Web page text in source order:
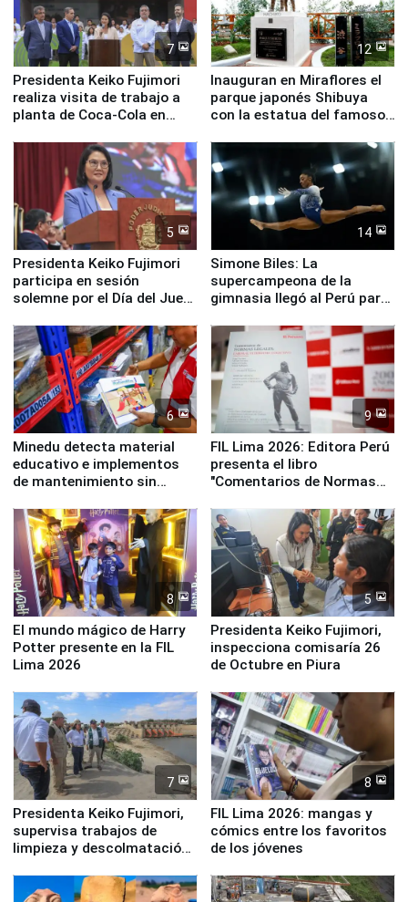
7
Presidenta Keiko Fujimori
realiza visita de trabajo a
planta de Coca-Cola en
12
Inauguran en Miraflores el
parque japonés Shibuya
con la estatua del famoso
5
Presidenta Keiko Fujimori
participa en sesión
solemne por el Día del Juez
14
Simone Biles: La
supercampeona de la
gimnasia llegó al Perú para
Panamericanos Lima 2027
6
Minedu detecta material
educativo e implementos
de mantenimiento sin
la UGEL 2
9
FIL Lima 2026: Editora Perú
presenta el libro
"Comentarios de Normas
Derecho Colectivo"
8
El mundo mágico de Harry
Potter presente en la FIL
Lima 2026
5
Presidenta Keiko Fujimori,
inspecciona comisaría 26
de Octubre en Piura
7
Presidenta Keiko Fujimori,
supervisa trabajos de
limpieza y descolmatación
8
FIL Lima 2026: mangas y
cómics entre los favoritos
de los jóvenes